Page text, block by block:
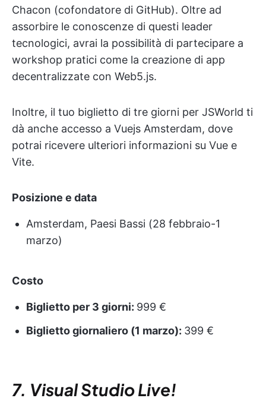
Chacon (cofondatore di GitHub). Oltre ad
assorbire le conoscenze di questi leader
tecnologici, avrai la possibilità di partecipare a
workshop pratici come la creazione di app
decentralizzate con Web5.js.
Inoltre, il tuo biglietto di tre giorni per JSWorld ti
dà anche accesso a Vuejs Amsterdam, dove
potrai ricevere ulteriori informazioni su Vue e
Vite.
Posizione e data
Amsterdam, Paesi Bassi (28 febbraio-1
marzo)
Costo
Biglietto per 3 giorni: 999 €
Biglietto giornaliero (1 marzo): 399 €
7. Visual Studio Live!